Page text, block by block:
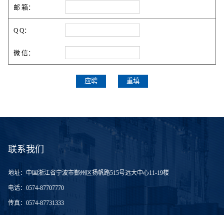
邮 箱：
Q Q：
微 信：
联系我们
地址： 中国浙江省宁波市鄞州区扬帆路515号远大中心11-19楼
电话： 0574-87707770
传真： 0574-87731333